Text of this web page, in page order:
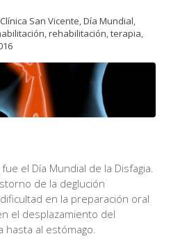
Clínica San Vicente,Día Mundial,
,rehabilitación,terapia,
el Día Mundial de la Disfagia.
de la deglución
en la preparación oral
el desplazamiento del
al estómago.